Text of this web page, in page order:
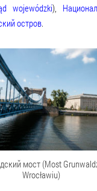
wojewódzki),
остров.
мост (Most
Wrocławiu)